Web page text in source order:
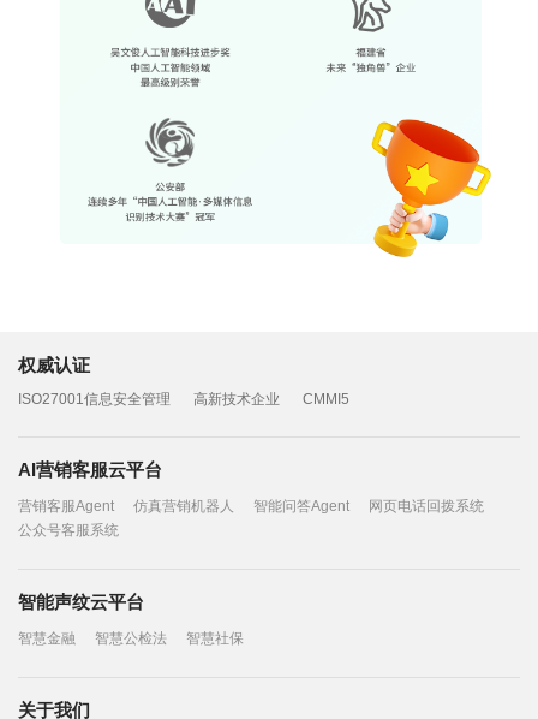
权威认证
ISO27001信息安全管理 高新技术企业 CMMI5
AI营销客服云平台
营销客服Agent 仿真营销机器人 智能问答Agent
网页电话回拨系统
公众号客服系统
智能声纹云平台
智慧金融 智慧公检法 智慧社保
关于我们